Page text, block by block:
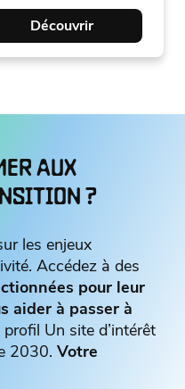
Découvrir
AUX
?
les enjeux
Accédez à des
pour leur
aider à passer à
Un site d’intérêt
2030. Votre